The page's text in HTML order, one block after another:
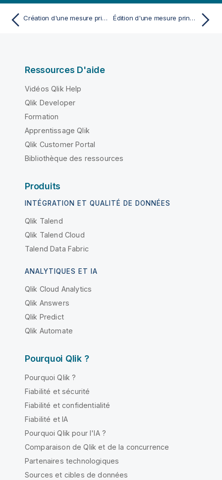
Création d'une mesure principale à l'aide d'une fonction d'agrégation commune Édition d'une mesure principale
Ressources D'aide
Vidéos Qlik Help
Qlik Developer
Formation
Apprentissage Qlik
Qlik Customer Portal
Bibliothèque des ressources
Produits
INTÉGRATION ET QUALITÉ DE DONNÉES
Qlik Talend
Qlik Talend Cloud
Talend Data Fabric
ANALYTIQUES ET IA
Qlik Cloud Analytics
Qlik Answers
Qlik Predict
Qlik Automate
Pourquoi Qlik ?
Pourquoi Qlik ?
Fiabilité et sécurité
Fiabilité et confidentialité
Fiabilité et IA
Pourquoi Qlik pour l'IA ?
Comparaison de Qlik et de la concurrence
Partenaires technologiques
Sources et cibles de données